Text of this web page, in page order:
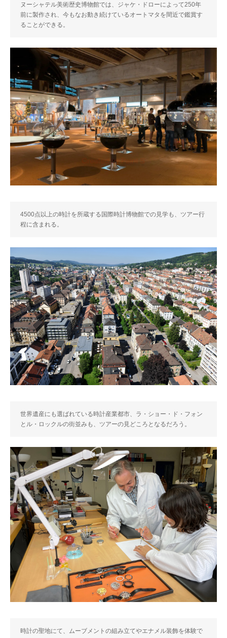
ヌーシャテル美術歴史博物館では、ジャケ・ドローによって250年
前に製作され、今もなお動き続けているオートマタを間近で鑑賞す
ることができる。
4500点以上の時計を所蔵する国際時計博物館での見学も、ツアー行
程に含まれる。
世界遺産にも選ばれている時計産業都市、ラ・ショー・ド・フォン
とル・ロックルの街並みも、ツアーの見どころとなるだろう。
時計の聖地にて、ムーブメントの組み立てやエナメル装飾を体験で